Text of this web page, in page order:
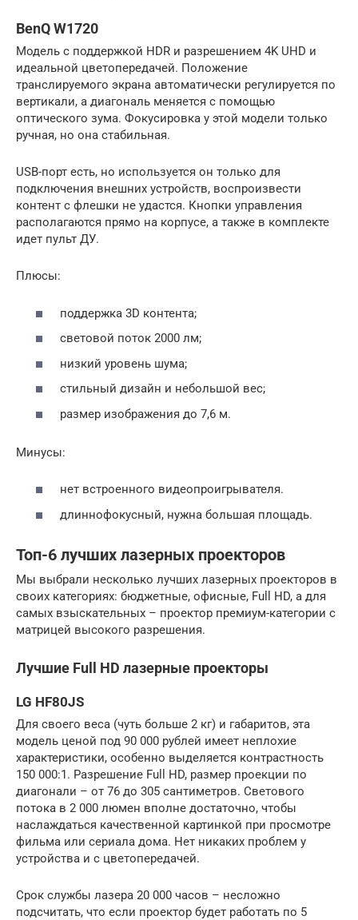
BenQ W1720
Модель с поддержкой HDR и разрешением 4K UHD и
идеальной цветопередачей. Положение
транслируемого экрана автоматически регулируется по
вертикали, а диагональ меняется с помощью
оптического зума. Фокусировка у этой модели только
ручная, но она стабильная.
USB-порт есть, но используется он только для
подключения внешних устройств, воспроизвести
контент с флешки не удастся. Кнопки управления
располагаются прямо на корпусе, а также в комплекте
идет пульт ДУ.
Плюсы:
поддержка 3D контента;
световой поток 2000 лм;
низкий уровень шума;
стильный дизайн и небольшой вес;
размер изображения до 7,6 м.
Минусы:
нет встроенного видеопроигрывателя.
длиннофокусный, нужна большая площадь.
Топ-6 лучших лазерных проекторов
Мы выбрали несколько лучших лазерных проекторов в
своих категориях: бюджетные, офисные, Full HD, а для
самых взыскательных – проектор премиум-категории с
матрицей высокого разрешения.
Лучшие Full HD лазерные проекторы
LG HF80JS
Для своего веса (чуть больше 2 кг) и габаритов, эта
модель ценой под 90 000 рублей имеет неплохие
характеристики, особенно выделяется контрастность
150 000:1. Разрешение Full HD, размер проекции по
диагонали – от 76 до 305 сантиметров. Светового
потока в 2 000 люмен вполне достаточно, чтобы
наслаждаться качественной картинкой при просмотре
фильма или сериала дома. Нет никаких проблем у
устройства и с цветопередачей.
Срок службы лазера 20 000 часов – несложно
подсчитать, что если проектор будет работать по 5